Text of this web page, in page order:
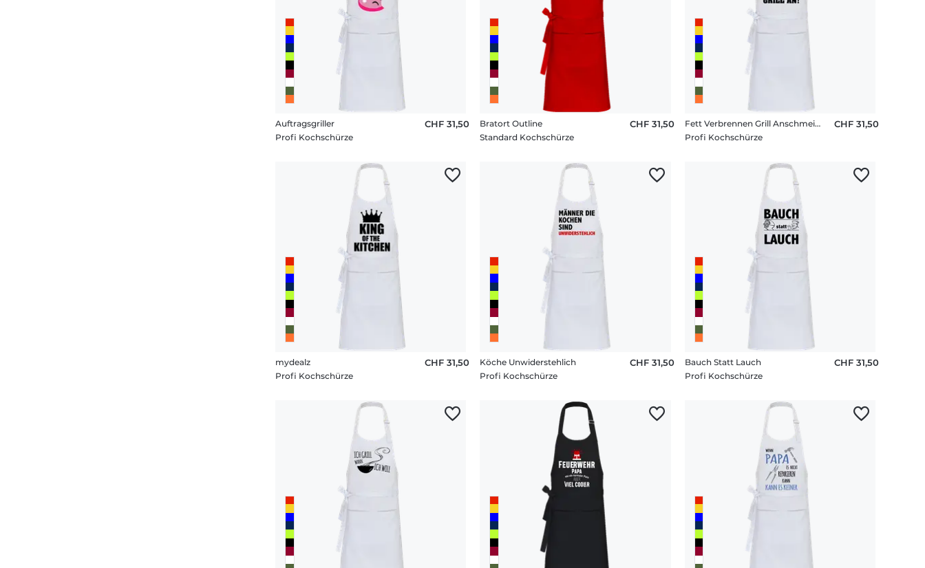
Auftragsgriller
Profi Kochschürze
CHF 31,50
Bratort Outline
Standard Kochschürze
CHF 31,50
Fett Verbrennen Grill Anschmeissen
Profi Kochschürze
CHF 31,50
mydealz
Profi Kochschürze
CHF 31,50
Köche Unwiderstehlich
Profi Kochschürze
CHF 31,50
Bauch Statt Lauch
Profi Kochschürze
CHF 31,50